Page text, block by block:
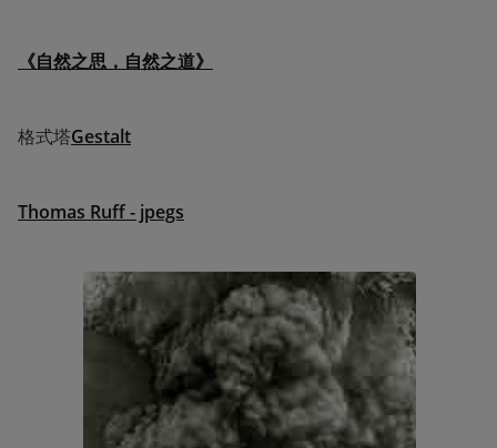
《自然之思，自然之道》
格式塔Gestalt
Thomas Ruff - jpegs